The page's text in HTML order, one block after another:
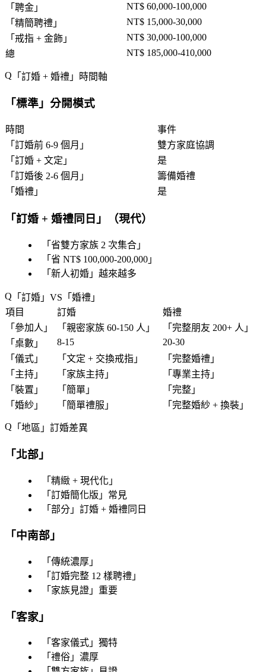
「 聘金 」
NT$ 60,000-100,000
「 精簡聘禮 」
NT$ 15,000-30,000
「 戒指 + 金飾 」
NT$ 30,000-100,000
總
NT$ 185,000-410,000
「 訂婚 + 婚禮 」時間軸
「標準 」分開模式
時間
事件
「 訂婚前 6-9 個月 」
雙方家庭協調
「 訂婚 + 文定 」
是
「 訂婚後 2-6 個月 」
籌備婚禮
「 婚禮 」 是
「訂婚 + 婚禮同日 」（現代）
「 省雙方家族 2 次集合 」
「 省 NT$ 100,000-200,000 」
「 新人初婚 」越來越多
「 訂婚 」VS「 婚禮 」
項目
訂婚
婚禮
「 參加人 」 「 親密家族 60-150 人 」 「 完整朋友 200+ 人 」
「 桌數 」 8-15
20-30
「 儀式 」 「 文定 + 交換戒指 」 「 完整婚禮 」
「 主持 」 「 家族主持 」 「 專業主持 」
「 裝置 」 「 簡單 」 「 完整 」
「 婚紗 」 「 簡單禮服 」 「 完整婚紗 + 換裝 」
「 地區 」訂婚差異
「北部 」
「 精緻 + 現代化 」
「 訂婚簡化版 」常見
「 部分 」訂婚 + 婚禮同日
「 中南部 」
「 傳統濃厚 」
「 訂婚完整 12 樣聘禮 」
「 家族見證 」重要
「客家 」
「 客家儀式 」獨特
「 禮俗 」濃厚